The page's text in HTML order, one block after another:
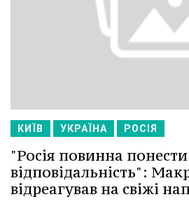
КИЇВ УКРАЇНА РОСІЯ
"Росія повинна понести
відповідальність":
відреагував на свіжі